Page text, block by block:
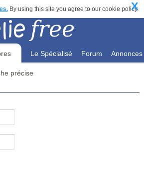
By using this site you agree to our cookie policy.
X
Le Spécialisé Forum Annonces
précise